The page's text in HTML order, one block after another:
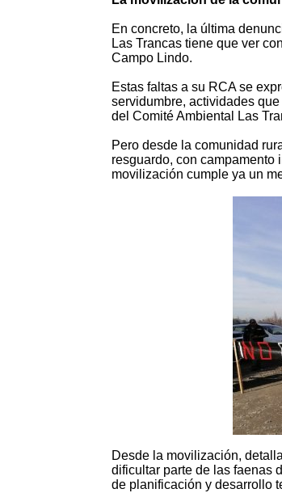
En concreto, la última
Las Trancas tiene que ver
Campo Lindo.
Estas faltas a su RCA se
servidumbre, actividades
del Comité Ambiental Las
Pero desde la comunidad
resguardo, con campamento
movilización cumple ya un
Desde la movilización,
dificultar parte de las faenas
de planificación y desarrollo